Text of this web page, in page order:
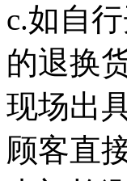
c.如自
的退换
现场出
顾客直